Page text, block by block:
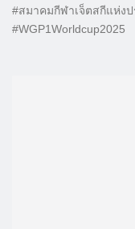
#สมาคมกีฬาเจ็ตสกีแห่งป
#WGP1Worldcup2025